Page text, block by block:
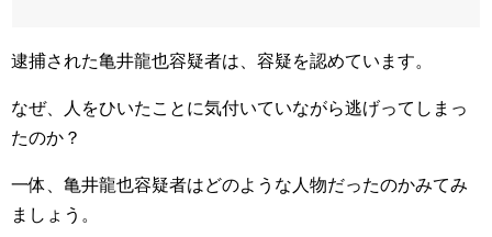
逮捕された亀井龍也容疑者は、容疑を認めています。
なぜ、人をひいたことに気付いていながら逃げってしまっ
たのか？
一体、亀井龍也容疑者はどのような人物だったのかみてみ
ましょう。